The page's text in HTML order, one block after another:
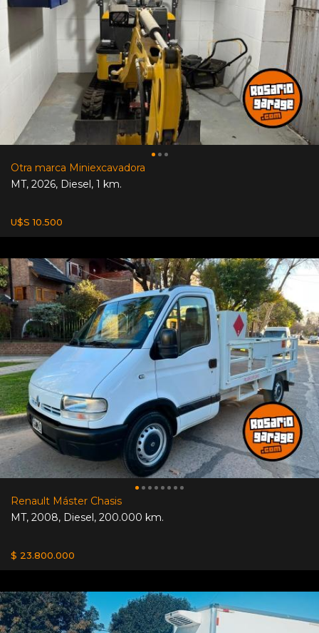
Otra marca Miniexcavadora
MT, 2026, Diesel, 1 km.
U$S 10.500
Renault Máster Chasis
MT, 2008, Diesel, 200.000 km.
$ 23.800.000